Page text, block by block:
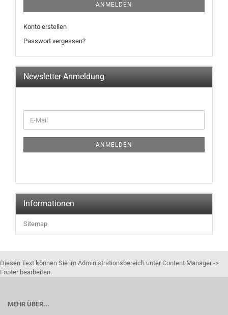
ANMELDEN
Konto erstellen
Passwort vergessen?
Newsletter-Anmeldung
ANMELDEN
Informationen
Sitemap
Diesen Text können Sie im Administrationsbereich unter Content Manager ->
Footer bearbeiten.
MEHR ÜBER...